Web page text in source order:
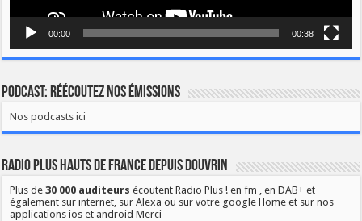
00:00 00:38
Podcast: Réécoutez nos émissions
Nos podcasts ici
Radio Plus Hauts de France depuis Douvrin
Plus de30 000 auditeurs écoutent Radio Plus ! en fm , en DAB+ et
également sur internet, sur Alexa ou sur votre google Home et sur nos
applications ios et android Merci